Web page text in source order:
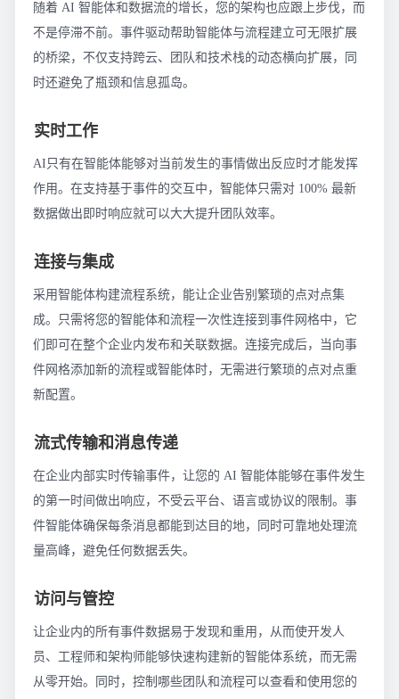
随着 AI 智能体和数据流的增长，您的架构也应跟上步伐，而
不是停滞不前。事件驱动帮助智能体与流程建立可无限扩展
的桥梁，不仅支持跨云、团队和技术栈的动态横向扩展，同
时还避免了瓶颈和信息孤岛。
实时工作
AI只有在智能体能够对当前发生的事情做出反应时才能发挥
作用。在支持基于事件的交互中，智能体只需对 100% 最新
数据做出即时响应就可以大大提升团队效率。
连接与集成
采用智能体构建流程系统，能让企业告别繁琐的点对点集
成。只需将您的智能体和流程一次性连接到事件网格中，它
们即可在整个企业内发布和关联数据。连接完成后，当向事
件网格添加新的流程或智能体时，无需进行繁琐的点对点重
新配置。
流式传输和消息传递
在企业内部实时传输事件，让您的 AI 智能体能够在事件发生
的第一时间做出响应，不受云平台、语言或协议的限制。事
件智能体确保每条消息都能到达目的地，同时可靠地处理流
量高峰，避免任何数据丢失。
访问与管控
让企业内的所有事件数据易于发现和重用，从而使开发人
员、工程师和架构师能够快速构建新的智能体系统，而无需
从零开始。同时，控制哪些团队和流程可以查看和使用您的